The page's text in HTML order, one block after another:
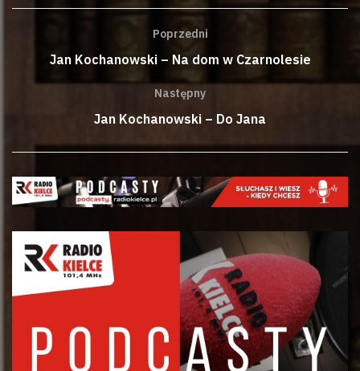
Poprzedni
Jan Kochanowski – Na dom w Czarnolesie
Następny
Jan Kochanowski – Do Jana